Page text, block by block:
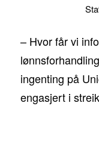
– Hvor får vi
ingenting på
engasjert i